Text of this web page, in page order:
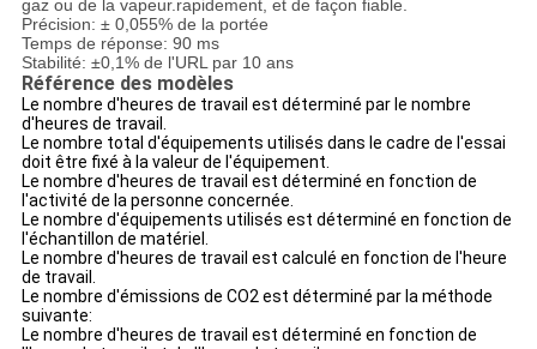
gaz ou de la vapeur.rapidement, et de façon fiable.
Précision: ± 0,055% de la portée
Temps de réponse: 90 ms
Stabilité: ±0,1% de l'URL par 10 ans
Référence des modèles
Le nombre d'heures de travail est déterminé par le nombre
d'heures de travail.
Le nombre total d'équipements utilisés dans le cadre de l'essai
doit être fixé à la valeur de l'équipement.
Le nombre d'heures de travail est déterminé en fonction de
l'activité de la personne concernée.
Le nombre d'équipements utilisés est déterminé en fonction de
l'échantillon de matériel.
Le nombre d'heures de travail est calculé en fonction de l'heure
de travail.
Le nombre d'émissions de CO2 est déterminé par la méthode
suivante:
Le nombre d'heures de travail est déterminé en fonction de